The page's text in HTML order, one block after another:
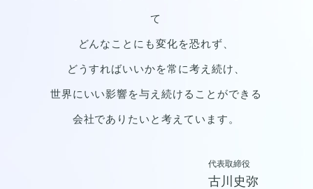
て
どんなことにも変化を恐れず、
どうすればいいかを常に考え続け、
世界にいい影響を与え続けることができる
会社でありたいと考えています。
代表取締役
古川史弥